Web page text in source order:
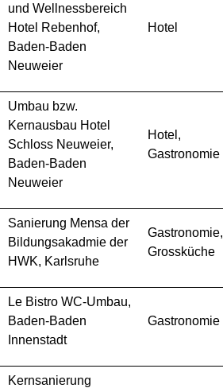
und Wellnessbereich
Hotel Rebenhof,
Baden-Baden
Neuweier
Hotel
Umbau bzw.
Kernausbau Hotel
Schloss Neuweier,
Baden-Baden
Neuweier
Hotel,
Gastronomie
Sanierung Mensa der
Bildungsakadmie der
HWK, Karlsruhe
Gastronomie,
Grossküche
Le Bistro WC-Umbau,
Baden-Baden
Innenstadt
Gastronomie
Kernsanierung